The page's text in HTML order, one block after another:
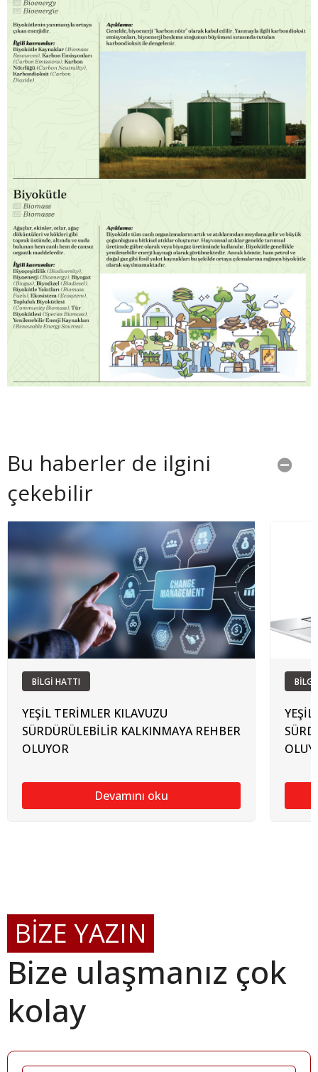
Bu haberler de ilgini
çekebilir
BİLGİ HATTI
YEŞİL TERİMLER KILAVUZU
SÜRDÜRÜLEBİLİR KALKINMAYA REHBER
OLUYOR
Devamını oku
BİZE YAZIN
Bize ulaşmanız çok
kolay